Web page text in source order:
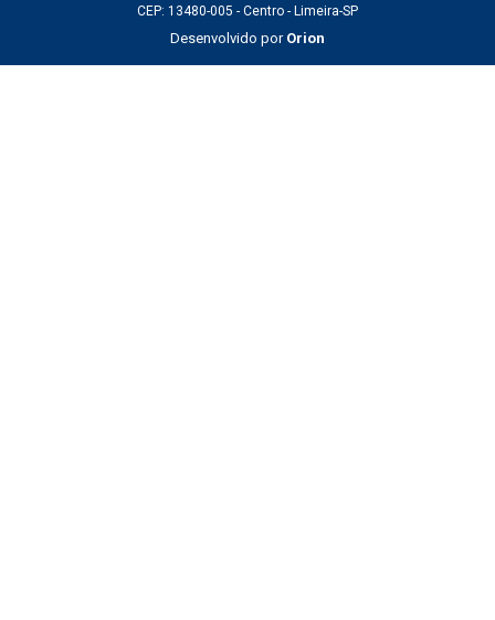
CEP: 13480-005 - Centro - Limeira-SP
Desenvolvido por Orion